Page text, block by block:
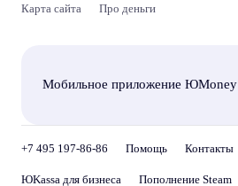
Карта сайта Про деньги
Мобильное приложение ЮMoney
+7 495 197-86-86 Помощь Контакты
ЮKassa для бизнеса Пополнение Steam